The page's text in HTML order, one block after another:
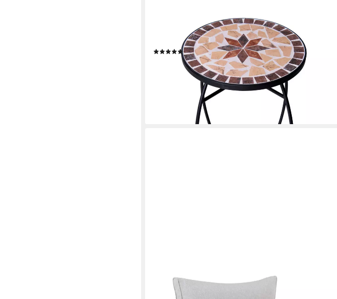
Gartentisch Beistelltisch Mosaik Gartentisch Metall rund
Balkontisch klein
(10)
lieferbar - in 2-3 Werktagen bei dir
TECTAKE
Gartenstuhl Balkonstuhl, mit lasiertem Holzgestell, 72 x 63